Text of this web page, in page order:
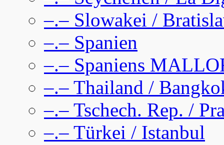
–.– Slowakei /
–.– Spanien
–.– Spaniens
–.– Thailand /
–.– Tschech. Rep. /
–.– Türkei / Istanbul